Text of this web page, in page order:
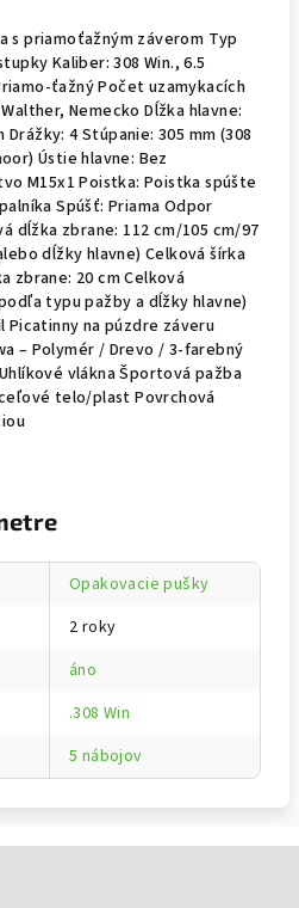
s priamoťažným záverom Typ
Kaliber: 308 Win., 6.5
ťažný Počet uzamykacích
Nemecko Dĺžka hlavne:
Drážky: 4 Stúpanie: 305 mm (308
Ústie hlavne: Bez
M15x1 Poistka: Poistka spúšte
Spúšť: Priama Odpor
dĺžka zbrane: 112 cm/105 cm/97
dĺžky hlavne) Celková šírka
zbrane: 20 cm Celková
typu pažby a dĺžky hlavne)
na púzdre záveru
– Polymér / Drevo / 3-farebný
vlákna Športová pažba
telo/plast Povrchová
Opakovacie pušky
2 roky
áno
.308 Win
5 nábojov